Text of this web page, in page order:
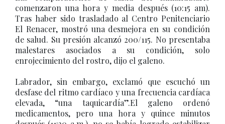
comenzaron una hora y media después (10:15 am).
Tras haber sido trasladado al Centro Penitenciario
El Renacer, mostró una desmejora en su condición
de salud. Su presión alcanzó 200/115. No presentaba
malestares asociados a su condición, solo
enrojecimiento del rostro, dijo el galeno.
Labrador, sin embargo, exclamó que escuchó un
desfase del ritmo cardíaco y una frecuencia cardíaca
elevada, “una taquicardía”.El galeno ordenó
medicamentos, pero una hora y quince minutos